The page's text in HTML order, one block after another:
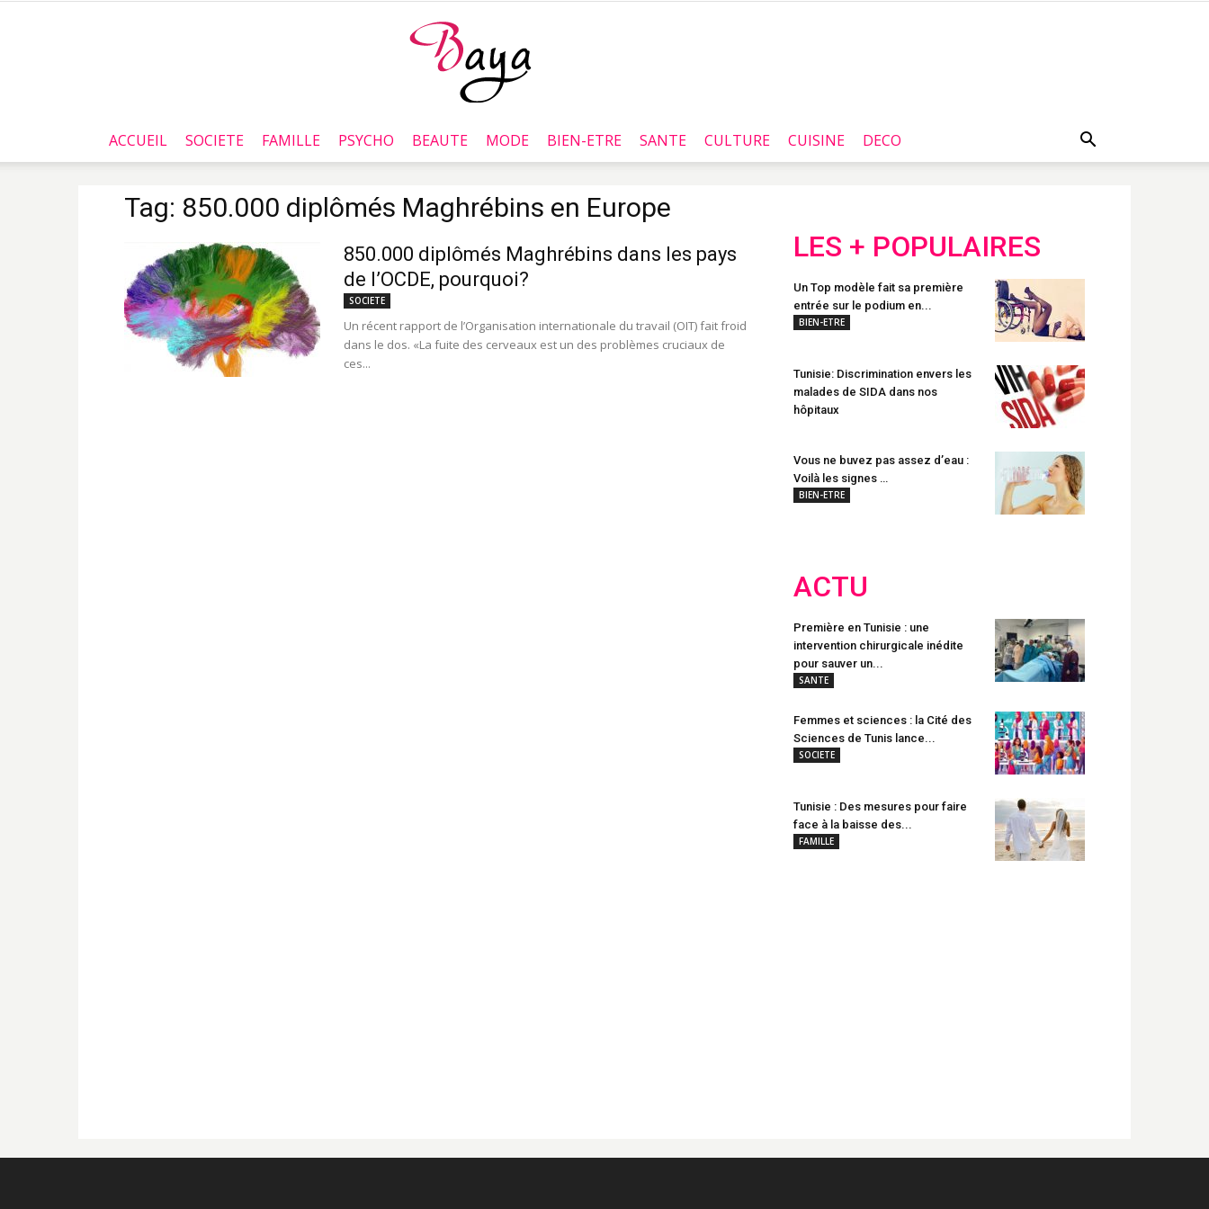
Baya.tn
ACCUEIL SOCIETE FAMILLE PSYCHO BEAUTE MODE BIEN-ETRE SANTE CULTURE CUISINE DECO
Tag: 850.000 diplômés Maghrébins en Europe
850.000 diplômés Maghrébins dans les pays
de l’OCDE, pourquoi?
SOCIETE
Un récent rapport de l’Organisation internationale du travail (OIT) fait froid
dans le dos. «La fuite des cerveaux est un des problèmes cruciaux de
ces...
LES + POPULAIRES
Un Top modèle fait sa première
entrée sur le podium en...
BIEN-ETRE
Tunisie: Discrimination envers les
malades de SIDA dans nos
hôpitaux
Vous ne buvez pas assez d’eau :
Voilà les signes …
BIEN-ETRE
ACTU
Première en Tunisie : une
intervention chirurgicale inédite
pour sauver un...
SANTE
Femmes et sciences : la Cité des
Sciences de Tunis lance...
SOCIETE
Tunisie : Des mesures pour faire
face à la baisse des...
FAMILLE